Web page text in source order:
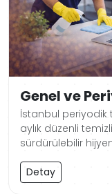
Genel ve
İstanbul periyodik
aylık düzenli
sürdürülebilir
Detay